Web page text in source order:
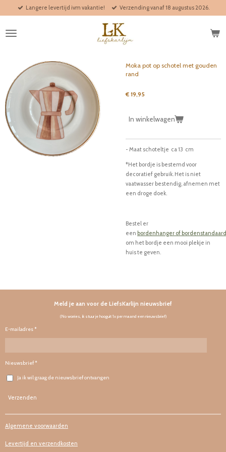
de
Langere levertijd ivm vakantie! Verzending vanaf 18 augustus 2026.
Moka pot op schotel met gouden
rand
€ 19,95
In winkelwagen
- Maat schoteltje ca 13 cm
*Het bordje is bestemd voor
decoratief gebruik. Het is niet
vaatwasser bestendig, afnemen met
een droge doek.
Bestel er
een bordenhanger of bordenstandaard
om het bordje een mooi plekje in
huis te geven.
Meld je aan voor de LiefsKarlijn nieuwsbrief
(No worries, ik stuur je hooguit 1x per maand een nieuwsbrief)
E-mailadres *
Nieuwsbrief *
Ja ik wil graag de nieuwsbrief ontvangen
Verzenden
Algemene voorwaarden
Levertijd en verzendkosten